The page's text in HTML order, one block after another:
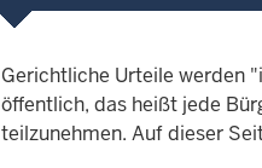
Gerichtliche Urteile werden
öffentlich, das heißt jede
teilzunehmen. Auf dieser